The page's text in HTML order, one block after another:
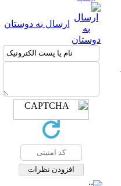
ارسال به دوستان